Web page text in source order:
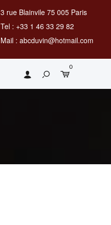
3 rue Blainvile 75 005 Paris
Tel : +33 1 46 33 29 82
Mail : abcduvin@hotmail.com
0